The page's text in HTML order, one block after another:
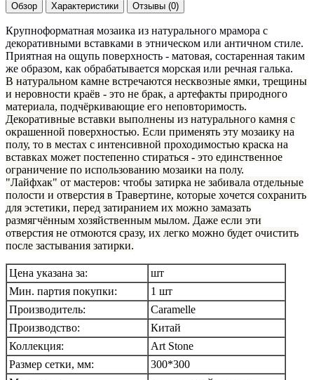
Обзор Характеристики Отзывы (0)
Крупноформатная мозаика из натурального мрамора с
декоративными вставками в этническом или античном стиле.
Приятная на ощупь поверхность - матовая, состаренная таким
же образом, как обрабатывается морская или речная галька.
В натуральном камне встречаются несквозные ямки, трещины
и неровности краёв - это не брак, а артефакты природного
материала, подчёркивающие его неповторимость.
Декоративные вставки выполнены из натурального камня с
окрашенной поверхностью. Если применять эту мозаику на
полу, то в местах с интенсивной проходимостью краска на
вставках может постепенно стираться - это единственное
ограничение по использованию мозаики на полу.
"Лайфхак" от мастеров: чтобы затирка не забивала отдельные
полости и отверстия в Травертине, которые хочется сохранить
для эстетики, перед затиранием их можно замазать
размягчённым хозяйственным мылом. Даже если эти
отверстия не отмоются сразу, их легко можно будет очистить
после застывания затирки.
Цена указана за:
шт
Мин. партия покупки:
1 шт
Производитель:
Caramelle
Производство:
Китай
Коллекция:
Art Stone
Размер сетки, мм:
300*300